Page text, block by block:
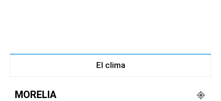
El clima
MORELIA